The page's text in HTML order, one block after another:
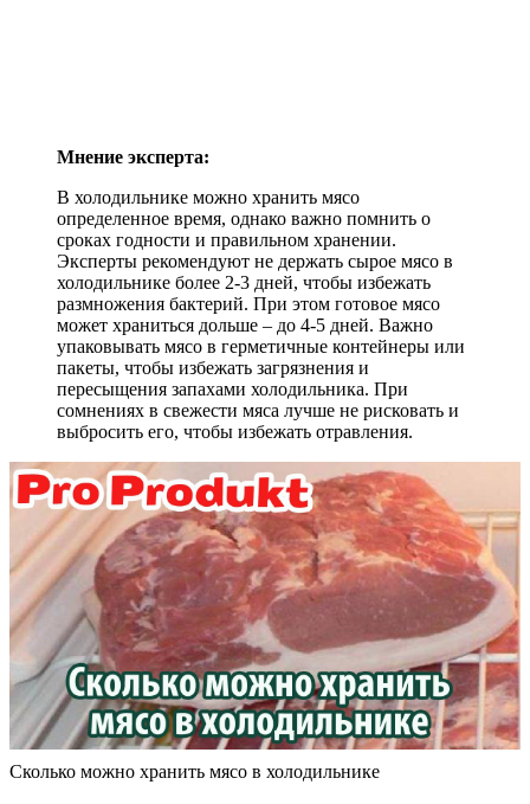
Мнение эксперта:
В холодильнике можно хранить мясо
определенное время, однако важно помнить о
сроках годности и правильном хранении.
Эксперты рекомендуют не держать сырое мясо в
холодильнике более 2-3 дней, чтобы избежать
размножения бактерий. При этом готовое мясо
может храниться дольше – до 4-5 дней. Важно
упаковывать мясо в герметичные контейнеры или
пакеты, чтобы избежать загрязнения и
пересыщения запахами холодильника. При
сомнениях в свежести мяса лучше не рисковать и
выбросить его, чтобы избежать отравления.
Сколько можно хранить мясо в холодильнике